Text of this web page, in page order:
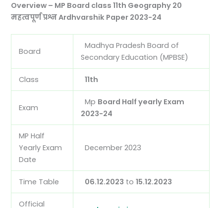
Overview – MP Board class 11th Geography 20
महत्वपूर्ण प्रश्न Ardhvarshik Paper 2023-24
Board
Madhya Pradesh Board of
Secondary Education (MPBSE)
Class 11th
Exam
Mp Board Half yearly Exam
2023-24
MP Half
Yearly Exam
Date
December 2023
Time Table 06.12.2023 to15.12.2023
Official